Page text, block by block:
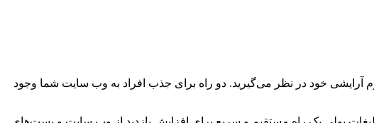
آرایشی خود در نظر می‌گیرید. دو راه برای جذب افراد به وب سایت شما وجود